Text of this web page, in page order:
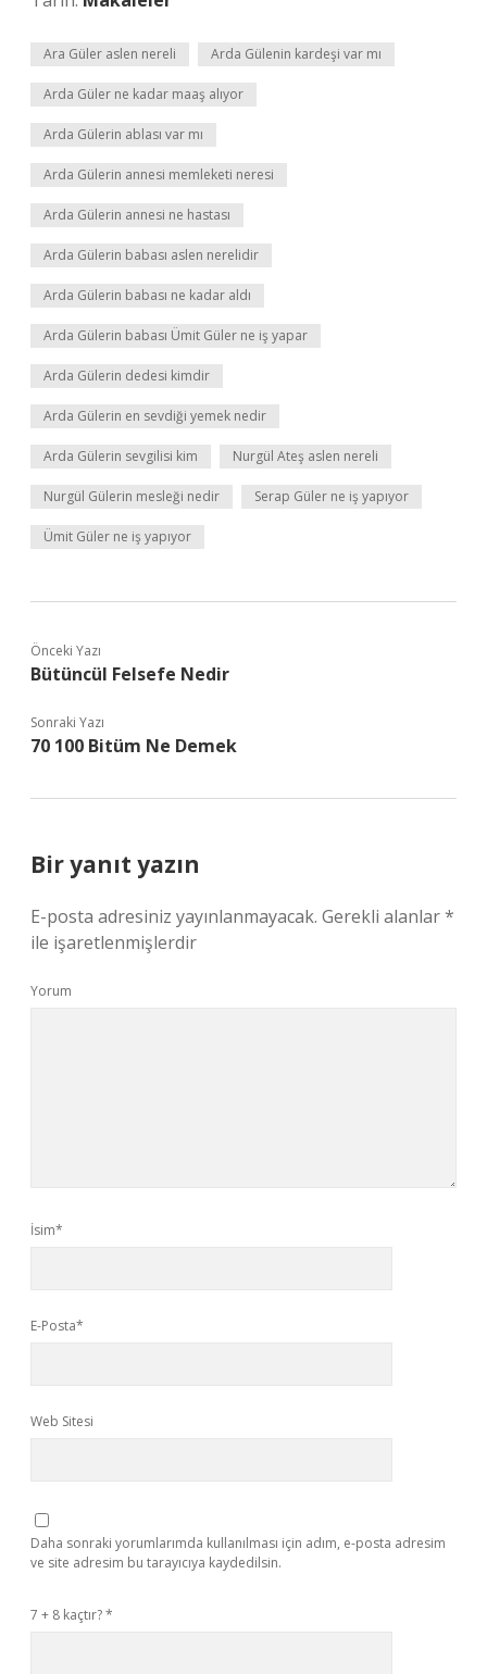
Ara Güler aslen nereli Arda Gülenin kardeşi var mı
Arda Güler ne kadar maaş alıyor
Arda Gülerin ablası var mı
Arda Gülerin annesi memleketi neresi
Arda Gülerin annesi ne hastası
Arda Gülerin babası aslen nerelidir
Arda Gülerin babası ne kadar aldı
Arda Gülerin babası Ümit Güler ne iş yapar
Arda Gülerin dedesi kimdir
Arda Gülerin en sevdiği yemek nedir
Arda Gülerin sevgilisi kim Nurgül Ateş aslen nereli
Nurgül Gülerin mesleği nedir Serap Güler ne iş yapıyor
Ümit Güler ne iş yapıyor
Önceki Yazı
Bütüncül Felsefe Nedir
Sonraki Yazı
70 100 Bitüm Ne Demek
Bir yanıt yazın
E-posta adresiniz yayınlanmayacak. Gerekli alanlar*
ile işaretlenmişlerdir
Yorum
İsim*
E-Posta*
Web Sitesi
Daha sonraki yorumlarımda kullanılması için adım, e-posta adresim
ve site adresim bu tarayıcıya kaydedilsin.
7 + 8 kaçtır?*